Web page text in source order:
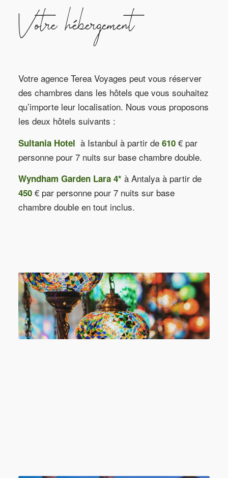
Votre hébergement
Votre agence Terea Voyages peut vous réserver
des chambres dans les hôtels que vous souhaitez
qu’importe leur localisation. Nous vous proposons
les deux hôtels suivants :
Sultania Hotel à Istanbul à partir de 610€ par
personne pour 7 nuits sur base chambre double.
Wyndham Garden Lara 4* à Antalya à partir de
450€ par personne pour 7 nuits sur base
chambre double en tout inclus.